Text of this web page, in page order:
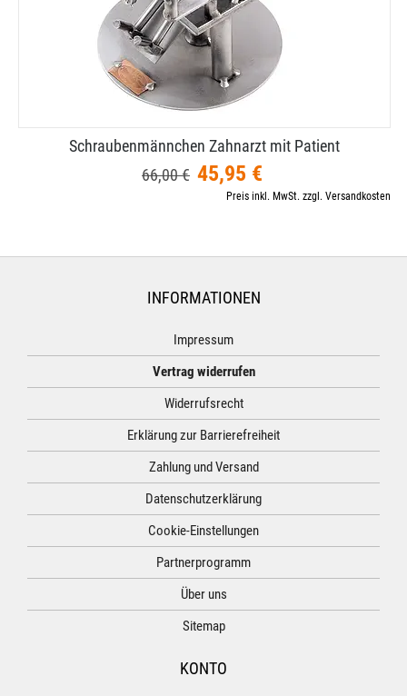
Schraubenmännchen Zahnarzt mit Patient
66,00 € 45,95 €
Preis inkl. MwSt. zzgl. Versandkosten
INFORMATIONEN
Impressum
Vertrag widerrufen
Widerrufsrecht
Erklärung zur Barrierefreiheit
Zahlung und Versand
Datenschutzerklärung
Cookie-Einstellungen
Partnerprogramm
Über uns
Sitemap
KONTO